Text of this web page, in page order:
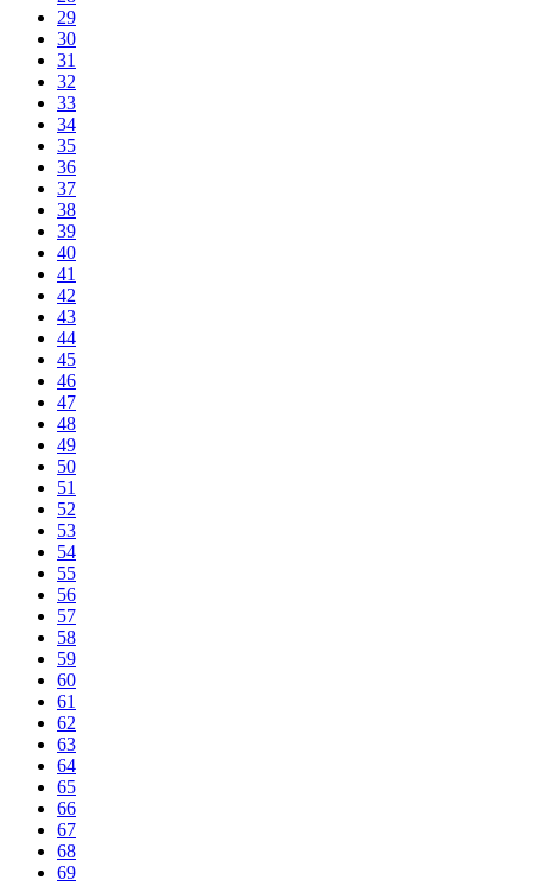
29
30
31
32
33
34
35
36
37
38
39
40
41
42
43
44
45
46
47
48
49
50
51
52
53
54
55
56
57
58
59
60
61
62
63
64
65
66
67
68
69